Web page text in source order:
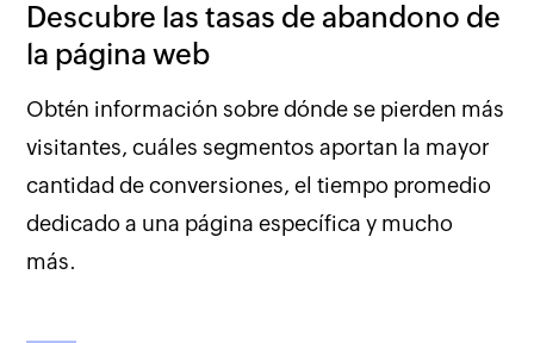
Descubre las tasas de abandono de
la página web
Obtén información sobre dónde se pierden más
visitantes, cuáles segmentos aportan la mayor
cantidad de conversiones, el tiempo promedio
dedicado a una página específica y mucho
más.